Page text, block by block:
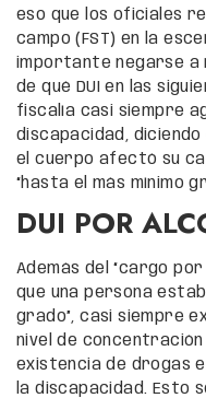
eso que los oficiales
campo (FST) en la
importante negarse a
de qué DUI en las
fiscalía casi siempre
discapacidad,
el cuerpo afectó su
“hasta el más mínimo
DUI POR
Además del “cargo
que una persona
grado”, casi siempre
nivel de concentración
existencia de drogas
la discapacidad. Esto